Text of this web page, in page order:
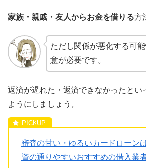
家族・親戚・友人からお金を借りる方
ただし関係が悪化する可
意が必要です。
返済が遅れた・返済できなかったとい
ようにしましょう。
審査の甘い・ゆるいカードローン
資の通りやすいおすすめの借入業